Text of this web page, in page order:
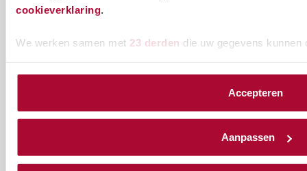
cookieverklaring.
We werken samen met 23 derden die uw gegevens kunnen
Accepteren
Aanpassen
Welke
je
ontvangen?
Permanente Educatie nieuwsbrief